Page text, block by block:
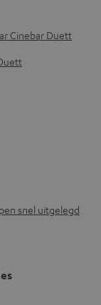
Cinebar Duett
snel uitgelegd